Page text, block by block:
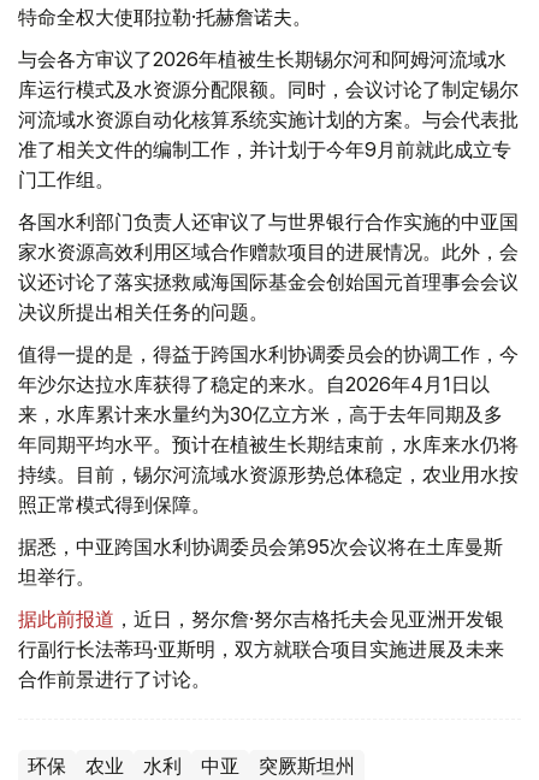
特命全权大使耶拉勒·托赫詹诺夫。
与会各方审议了2026年植被生长期锡尔河和阿姆河流域水
库运行模式及水资源分配限额。同时，会议讨论了制定锡尔
河流域水资源自动化核算系统实施计划的方案。与会代表批
准了相关文件的编制工作，并计划于今年9月前就此成立专
门工作组。
各国水利部门负责人还审议了与世界银行合作实施的中亚国
家水资源高效利用区域合作赠款项目的进展情况。此外，会
议还讨论了落实拯救咸海国际基金会创始国元首理事会会议
决议所提出相关任务的问题。
值得一提的是，得益于跨国水利协调委员会的协调工作，今
年沙尔达拉水库获得了稳定的来水。自2026年4月1日以
来，水库累计来水量约为30亿立方米，高于去年同期及多
年同期平均水平。预计在植被生长期结束前，水库来水仍将
持续。目前，锡尔河流域水资源形势总体稳定，农业用水按
照正常模式得到保障。
据悉，中亚跨国水利协调委员会第95次会议将在土库曼斯
坦举行。
据此前报道 ，近日，努尔詹·努尔吉格托夫会见亚洲开发银
行副行长法蒂玛·亚斯明，双方就联合项目实施进展及未来
合作前景进行了讨论。
环保 农业 水利 中亚 突厥斯坦州